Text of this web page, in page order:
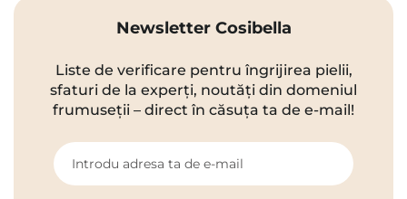
Newsletter Cosibella
Liste de verificare pentru îngrijirea pielii,
sfaturi de la experți, noutăți din domeniul
frumuseții – direct în căsuța ta de e-mail!
Introdu adresa ta de e-mail